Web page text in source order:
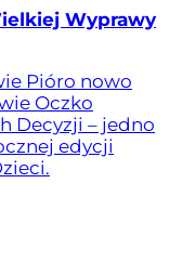
Wyprawy
Pióro nowo
Oczko
Decyzji – jedno
edycji